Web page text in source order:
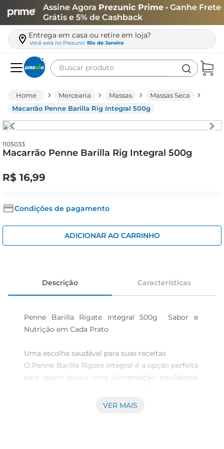
Assine Agora Prezunic Prime • Ganhe Frete
Grátis e 5% de Cashback
Entrega em casa ou retire em loja?
Você está no Prezunic Rio de Janeiro
Buscar produto
Mercearia Massas
Massas Seca
Macarrão Penne Barilla Rig Integral 500g
1105033
Macarrão Penne Barilla Rig Integral 500g
R$ 16,99
Condições de pagamento
ADICIONAR AO CARRINHO
Descrição Características
Penne Barilla Rigate Integral 500g  Sabor e
Nutrição em Cada Prato
Uma escolha saudável para suas receitas
O Penne Barilla Rigate Integral é a opção perfeita
para quem busca uma alimentação equilibrada
integral, este produto é feito com grãos de trigo
VER MAIS
leite
queijo
arroz
azeite
cerveja